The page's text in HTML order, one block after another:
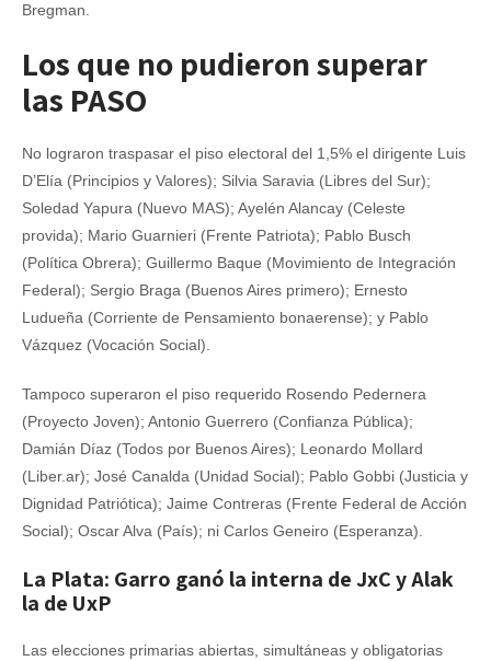
Bregman.
Los que no pudieron superar
las PASO
No lograron traspasar el piso electoral del 1,5% el dirigente Luis
D’Elía (Principios y Valores); Silvia Saravia (Libres del Sur);
Soledad Yapura (Nuevo MAS); Ayelén Alancay (Celeste
provida); Mario Guarnieri (Frente Patriota); Pablo Busch
(Política Obrera); Guillermo Baque (Movimiento de Integración
Federal); Sergio Braga (Buenos Aires primero); Ernesto
Ludueña (Corriente de Pensamiento bonaerense); y Pablo
Vázquez (Vocación Social).
Tampoco superaron el piso requerido Rosendo Pedernera
(Proyecto Joven); Antonio Guerrero (Confianza Pública);
Damián Díaz (Todos por Buenos Aires); Leonardo Mollard
(Liber.ar); José Canalda (Unidad Social); Pablo Gobbi (Justicia y
Dignidad Patriótica); Jaime Contreras (Frente Federal de Acción
Social); Oscar Alva (País); ni Carlos Geneiro (Esperanza).
La Plata: Garro ganó la interna de JxC y Alak
la de UxP
Las elecciones primarias abiertas, simultáneas y obligatorias